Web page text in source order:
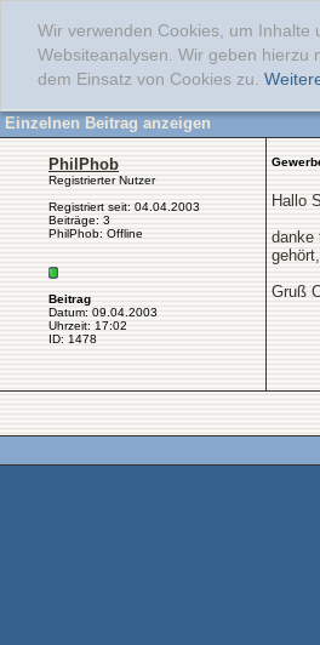
Wir verwenden Cookies, um
Websiteanalysen. Wir geben hierzu
dem Einsatz von Cookies zu.
Einzelnen Beitrag anzeigen
PhilPhob
Registrierter Nutzer
Registriert seit: 04.04.2003
Beiträge: 3
PhilPhob: Offline
Beitrag
Datum: 09.04.2003
Uhrzeit: 17:02
ID: 1478
Hallo
danke
Gruß